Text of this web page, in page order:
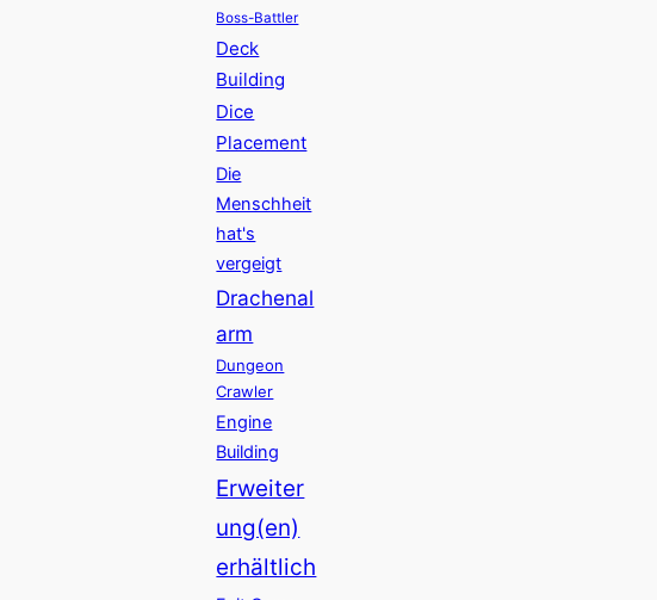
Boss-Battler
Deck
Building
Dice
Placement
Die
Menschheit
hat's
vergeigt
Drachenal
arm
Dungeon
Crawler
Engine
Building
Erweiter
ung(en)
erhältlich